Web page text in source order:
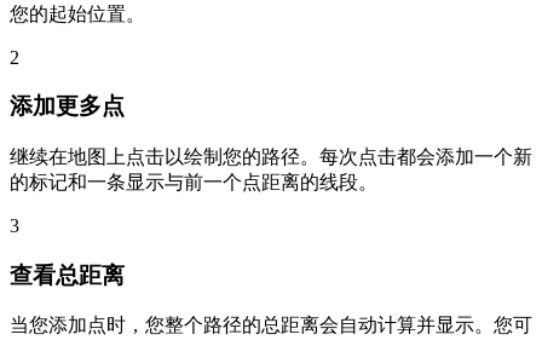
您的起始位置。
2
添加更多点
继续在地图上点击以绘制您的路径。每次点击都会添加一个新
的标记和一条显示与前一个点距离的线段。
3
查看总距离
当您添加点时，您整个路径的总距离会自动计算并显示。您可